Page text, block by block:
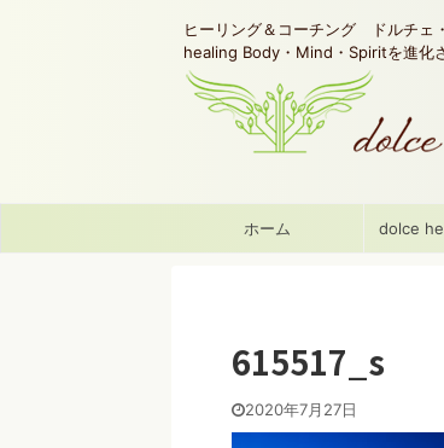
ヒーリング＆コーチング ドルチ
healing Body・Mind・Spiritを進化
ホーム dolce
615517_s
2020年7月27日